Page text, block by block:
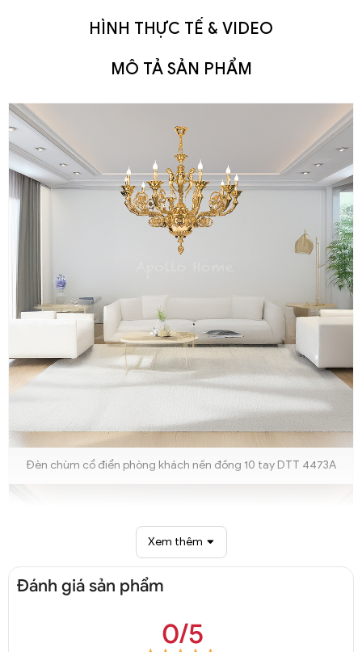
HÌNH THỰC TẾ & VIDEO
MÔ TẢ SẢN PHẨM
Đèn chùm cổ điển phòng khách nến đồng 10 tay DTT 4473A
Xem thêm
Đánh giá sản phẩm
0/5